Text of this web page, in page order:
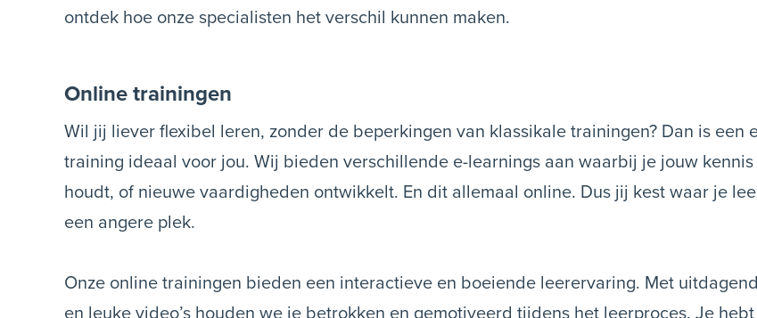
ontdek hoe onze specialisten het verschil kunnen maken.
Online trainingen
Wil jij liever flexibel leren, zonder de beperkingen van klassikale trainingen? Dan is een
training ideaal voor jou. Wij bieden verschillende e-learnings aan waarbij je jouw
houdt, of nieuwe vaardigheden ontwikkelt. En dit allemaal online. Dus jij kest waar je
een angere plek.
Onze online trainingen bieden een interactieve en boeiende leerervaring. Met
en leuke video’s houden we je betrokken en gemotiveerd tijdens het leerproces. Je